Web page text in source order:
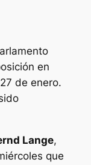
en
de enero.
Lange,
que